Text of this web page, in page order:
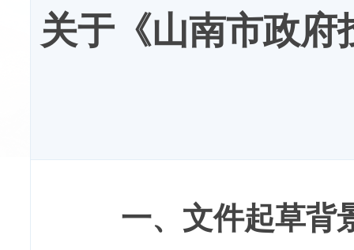
关于《山南市政
一、文件起草背